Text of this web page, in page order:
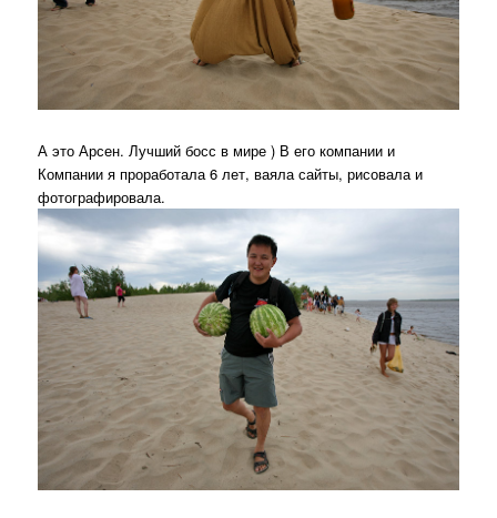
А это Арсен. Лучший босс в мире ) В его компании и
Компании я проработала 6 лет, ваяла сайты, рисовала и
фотографировала.